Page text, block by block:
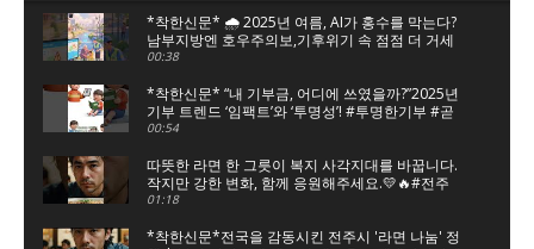
*착한신문* 🌧️ 2025년 여름, AI가 홍수를 막는다?
남부지방엔 호우주의보,기후위기 속 점점 더 거세
지는 폭우.하지만 이젠, 대응 방식이 달라졌어요.
00:38
*착한신문* “내 기부금, 어디에 쓰였을까?”2025년
기부 트렌드 ‘임팩트’와 ‘투명성’! #투명한기부 #곧
장기부 #체리기부 #기부플랫폼 #착한소비 #기부
00:54
따뜻한 라면 한 그릇이 복지 사각지대를 바꿉니다.
작지만 강한 변화, 함께 응원해주세요.💛🔥#전주
함께라면 #라면카페 #충주시나누면 #복지정책 #
01:18
*착한신문*전국을 감동시킨 전주시 '라면 나눔' 정